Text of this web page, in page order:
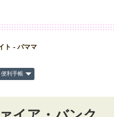
ト - パママ
便利手帳